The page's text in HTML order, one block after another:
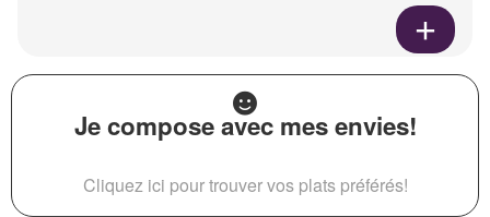
Je compose avec mes envies!
Cliquez ici pour trouver vos plats préférés!